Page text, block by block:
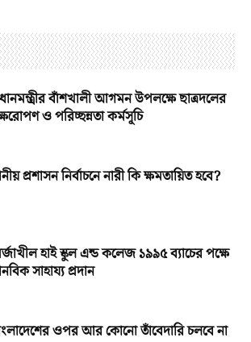
বাঁশখালী আগমন উপলক্ষে ছাত্রদলের
ও পরিচ্ছন্নতা কর্মসূচি
প্রশাসন নির্বাচনে নারী কি ক্ষমতায়িত হবে?
হাই স্কুল এন্ড কলেজ ১৯৯৫ ব্যাচের পক্ষে
সাহায্য প্রদান
ওপর আর কোনো তাঁবেদারি চলবে না